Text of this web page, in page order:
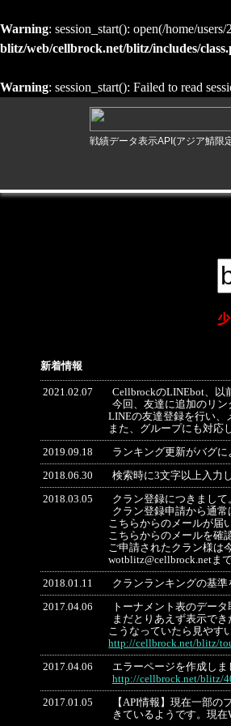
Warning: session_start(): open(/home/
blitz/web/cellbrock.net/blitz/includes/
Warning: session_start(): Failed to read
戦績データ表示API(アジア鯖限
新着情報
2021.02.07
CellbrockのLINEbot、以
今回、友達に追加のリン
LINEの友達登録を行い
また、グループにも対応
2019.09.18 ランキング更新がバグに
2018.06.30 検索時に3文字以上入力
2018.03.05
クラン登録につきまして
クラン登録申請から通
こちらからのメールが届
こちらからのメールを確
ご申請されたクラン様は
wotblitz@cellbrock.netま
2018.01.11 クランランキングの基準
2017.04.06
トーナメント表のデー
まだとりあえず表示で
こうなっていたら見やす
http://cellbrock.net/blitz/
2017.04.06
エラーページを作成し
http://cellbrock.net/blitz/
2017.01.05
【API情報】現在一部
きているようです。現